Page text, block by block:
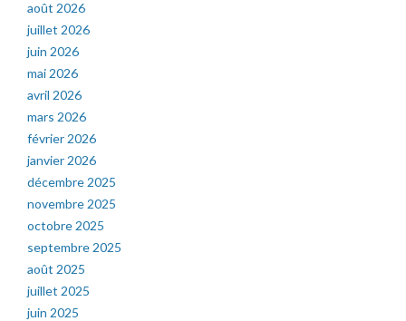
août 2026
juillet 2026
juin 2026
mai 2026
avril 2026
mars 2026
février 2026
janvier 2026
décembre 2025
novembre 2025
octobre 2025
septembre 2025
août 2025
juillet 2025
juin 2025